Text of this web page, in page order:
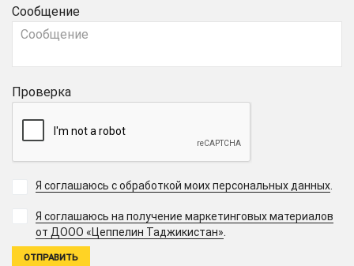
Сообщение
Проверка
Я соглашаюсь с обработкой моих персональных данных.
Я соглашаюсь на получение маркетинговых материалов
от ДООО «Цеппелин Таджикистан».